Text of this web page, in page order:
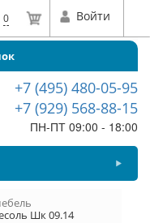
0 Войти
+7 (495) 480-05-95
+7 (929) 568-88-15
ПН-ПТ 09:00 - 18:00
Шк 09.14